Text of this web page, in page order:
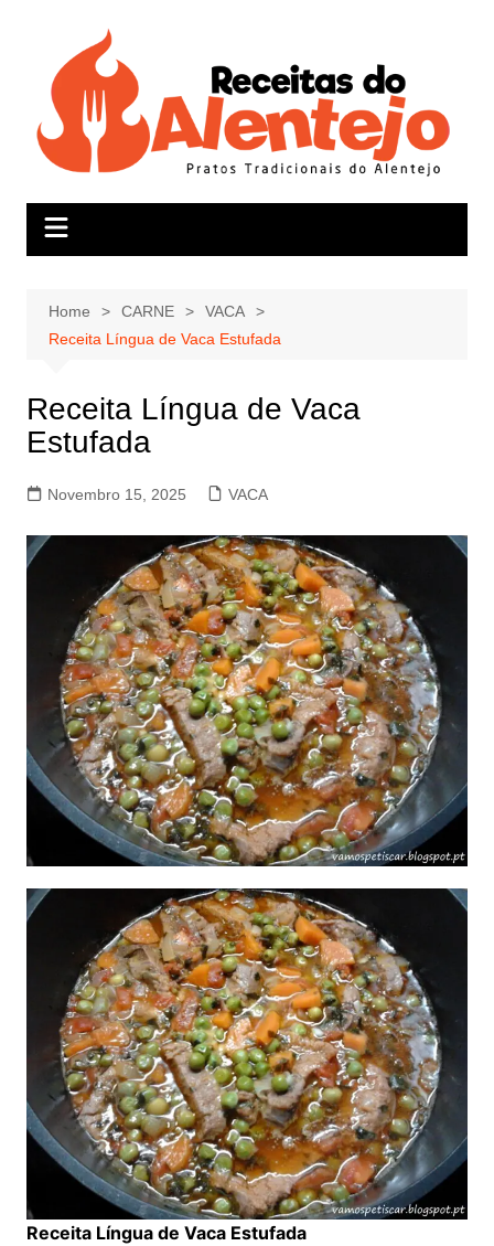
Home CARNE
VACA
Receita Língua de Vaca Estufada
Receita Língua de Vaca
Estufada
Novembro 15, 2025 VACA
Receita Língua de Vaca Estufada